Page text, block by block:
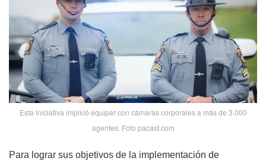
Esta iniciativa implicó equipar con cámaras corporales a más de 3.000
agentes. Foto pacast.com
Para lograr sus objetivos de la implementación de